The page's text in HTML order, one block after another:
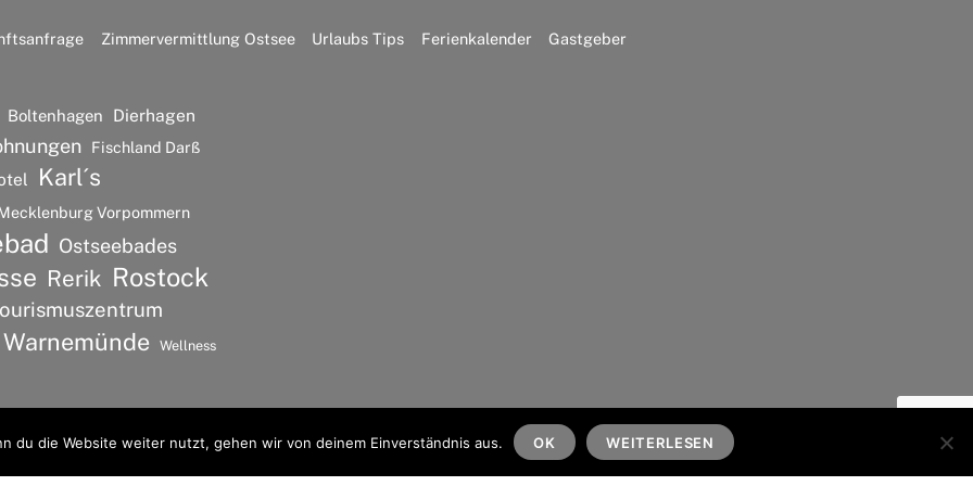
To
Top
Zimmervermittlung Ostsee Urlaubs Tips Ferienkalender Gastgeber
Boltenhagen Dierhagen
Fischland Darß
Karl´s
Vorpommern
Ostseebades
Rerik Rostock
Warnemünde Wellness
du die Website weiter nutzt, gehen wir von deinem Einverständnis aus. OK WEITERLESEN